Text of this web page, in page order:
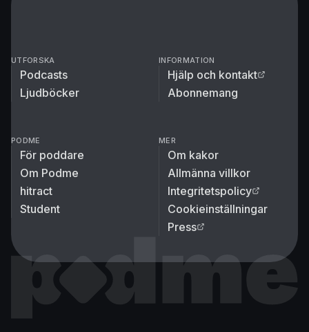
UTFORSKA
Podcasts
Ljudböcker
INFORMATION
Hjälp och kontakt
Abonnemang
PODME
För poddare
Om Podme
hitract
Student
MER
Om kakor
Allmänna villkor
Integritetspolicy
Cookieinställningar
Press